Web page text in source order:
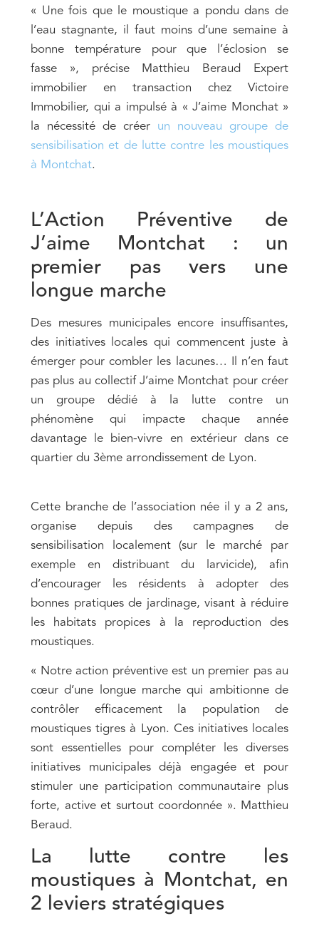
« Une fois que le moustique a pondu dans de
l’eau stagnante, il faut moins d’une semaine à
bonne température pour que l’éclosion se
fasse », précise Matthieu Beraud Expert
immobilier en transaction chez Victoire
Immobilier, qui a impulsé à « J’aime Monchat »
la nécessité de créer un nouveau groupe de
sensibilisation et de lutte contre les moustiques
à Montchat.
L’Action Préventive de
J’aime Montchat : un
premier pas vers une
longue marche
Des mesures municipales encore insuffisantes,
des initiatives locales qui commencent juste à
émerger pour combler les lacunes… Il n’en faut
pas plus au collectif J’aime Montchat pour créer
un groupe dédié à la lutte contre un
phénomène qui impacte chaque année
davantage le bien-vivre en extérieur dans ce
quartier du 3ème arrondissement de Lyon.
Cette branche de l’association née il y a 2 ans,
organise depuis des campagnes de
sensibilisation localement (sur le marché par
exemple en distribuant du larvicide), afin
d’encourager les résidents à adopter des
bonnes pratiques de jardinage, visant à réduire
les habitats propices à la reproduction des
moustiques.
« Notre action préventive est un premier pas au
cœur d’une longue marche qui ambitionne de
contrôler efficacement la population de
moustiques tigres à Lyon. Ces initiatives locales
sont essentielles pour compléter les diverses
initiatives municipales déjà engagée et pour
stimuler une participation communautaire plus
forte, active et surtout coordonnée ». Matthieu
Beraud.
La lutte contre les
moustiques à Montchat, en
2 leviers stratégiques